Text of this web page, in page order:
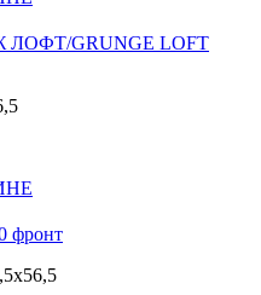
ЛОФТ/GRUNGE LOFT
фронт